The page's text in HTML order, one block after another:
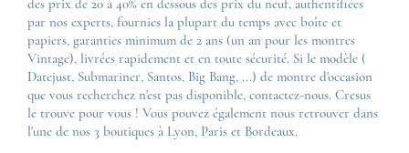
des prix de 20 à 40% en dessous des prix du neuf, authentifiées
par nos experts, fournies la plupart du temps avec boîte et
papiers, garanties minimum de 2 ans (un an pour les montres
Vintage), livrées rapidement et en toute sécurité. Si le modèle (
Datejust, Submariner, Santos, Big Bang, ...) de montre d'occasion
que vous recherchez n'est pas disponible, contactez-nous. Cresus
le trouve pour vous ! Vous pouvez également nous retrouver dans
l'une de nos 3 boutiques à Lyon, Paris et Bordeaux.